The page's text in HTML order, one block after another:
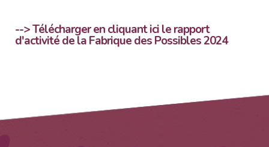
--> Télécharger en cliquant ici le rapport
d'activité de la Fabrique des Possibles 2024